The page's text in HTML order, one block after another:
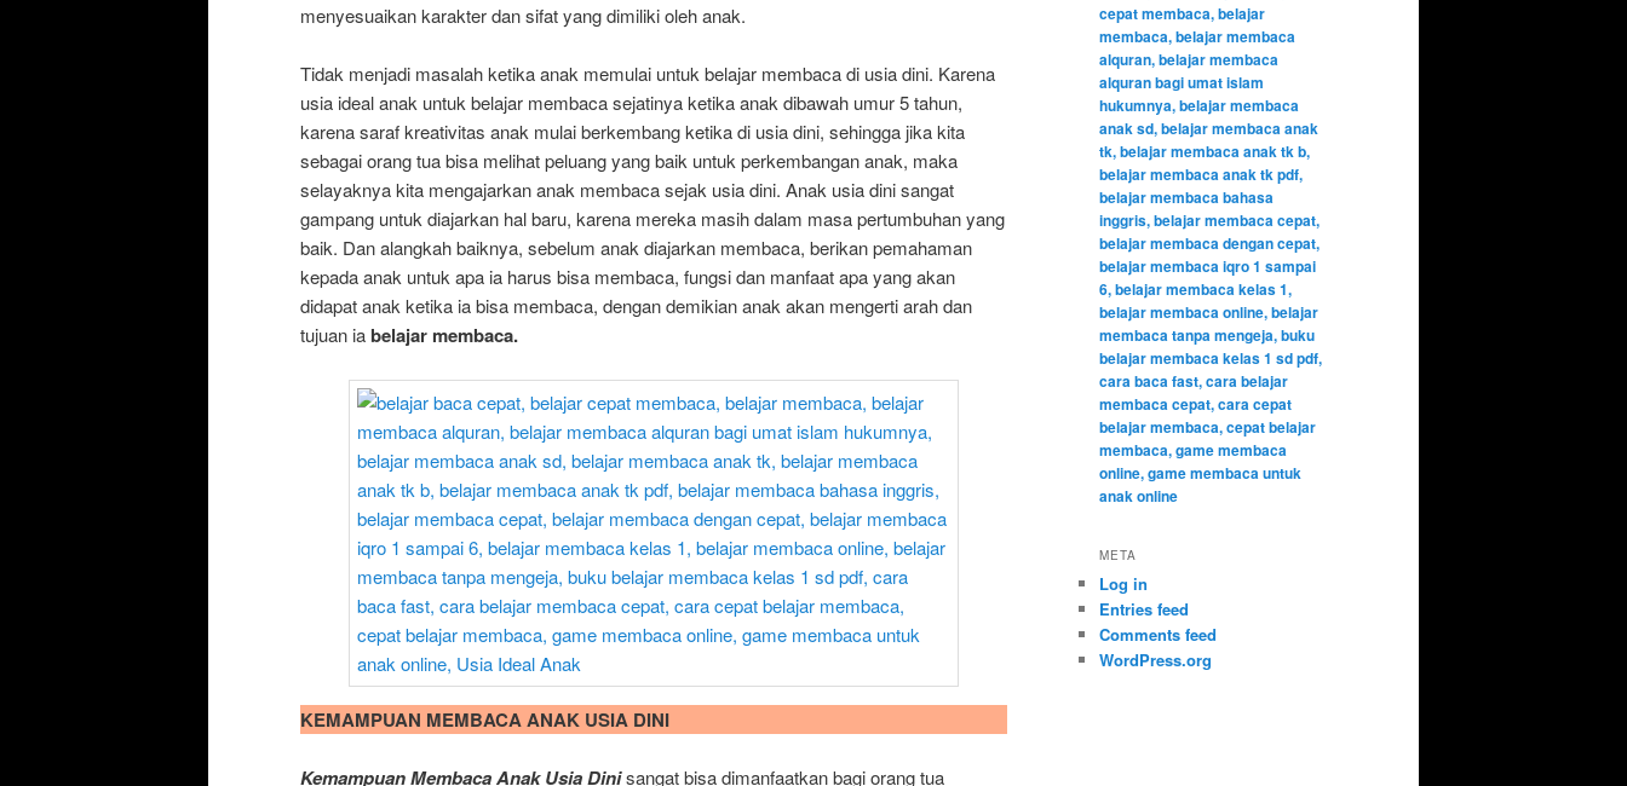
menyesuaikan karakter dan sifat yang dimiliki oleh anak.
Tidak menjadi masalah ketika anak memulai untuk belajar membaca di usia dini. Karena
usia ideal anak untuk belajar membaca sejatinya ketika anak dibawah umur 5 tahun,
karena saraf kreativitas anak mulai berkembang ketika di usia dini, sehingga jika kita
sebagai orang tua bisa melihat peluang yang baik untuk perkembangan anak, maka
selayaknya kita mengajarkan anak membaca sejak usia dini. Anak usia dini sangat
gampang untuk diajarkan hal baru, karena mereka masih dalam masa pertumbuhan yang
baik. Dan alangkah baiknya, sebelum anak diajarkan membaca, berikan pemahaman
kepada anak untuk apa ia harus bisa membaca, fungsi dan manfaat apa yang akan
didapat anak ketika ia bisa membaca, dengan demikian anak akan mengerti arah dan
tujuan iabelajar membaca.
KEMAMPUAN MEMBACA ANAK USIA DINI
Kemampuan Membaca Anak Usia Dinisangat bisa dimanfaatkan bagi orang tua
META
Log in
Entries feed
Comments feed
WordPress.org